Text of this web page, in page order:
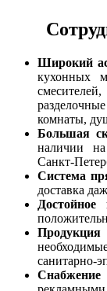
Широкий
кухонных
комнаты,
Большая
наличии
Санкт-
Система
доставка
Достойное
Продукция
санитарно-
Снабжение